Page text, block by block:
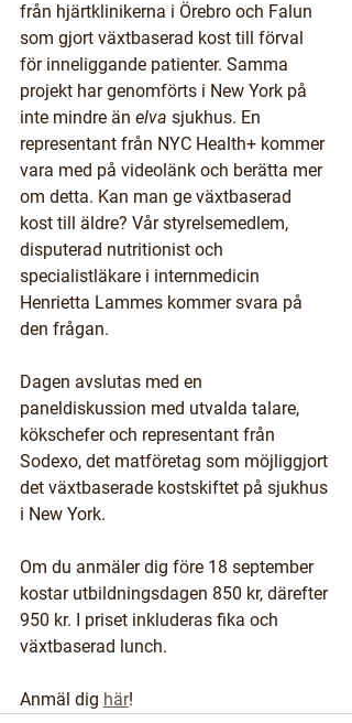
från hjärtklinikerna i Örebro och Falun
som gjort växtbaserad kost till förval
för inneliggande patienter. Samma
projekt har genomförts i New York på
inte mindre än elva sjukhus. En
representant från NYC Health+ kommer
vara med på videolänk och berätta mer
om detta. Kan man ge växtbaserad
kost till äldre? Vår styrelsemedlem,
disputerad nutritionist och
specialistläkare i internmedicin
Henrietta Lammes kommer svara på
den frågan.
Dagen avslutas med en
paneldiskussion med utvalda talare,
kökschefer och representant från
Sodexo, det matföretag som möjliggjort
det växtbaserade kostskiftet på sjukhus
i New York.
Om du anmäler dig före 18 september
kostar utbildningsdagen 850 kr, därefter
950 kr. I priset inkluderas fika och
växtbaserad lunch.
Anmäl dig här!